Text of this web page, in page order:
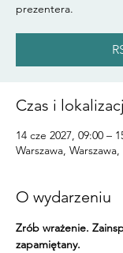
prezentera.
Czas i
14 cze 2027, 09:00 –
Warszawa, Warszawa,
O wydarzeniu
Zrób wrażenie.
zapamiętany.